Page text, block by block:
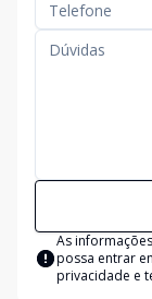
As
possa entrar
privacidade e